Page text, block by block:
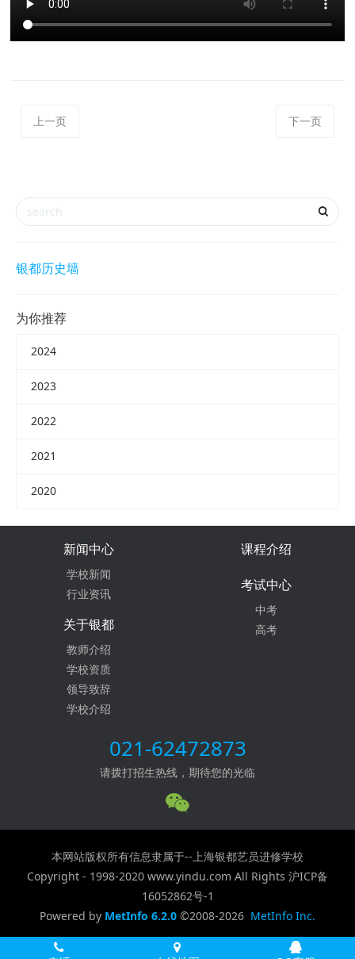
上一页 下一页
银都历史墙
为你推荐
2024
2023
2022
2021
2020
新闻中心
学校新闻
行业资讯
课程介绍
考试中心
中考
高考
关于银都
教师介绍
学校资质
领导致辞
学校介绍
021-62472873
请拨打招生热线，期待您的光临
本网站版权所有信息隶属于--上海银都艺员进修学校
Copyright - 1998-2020 www.yindu.com All Rights 沪ICP备
16052862号-1
Powered by MetInfo 6.2.0 ©2008-2026 MetInfo Inc.